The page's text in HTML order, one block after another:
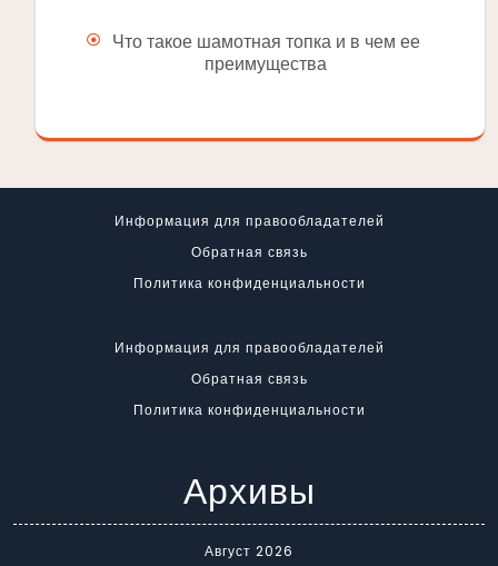
Что такое шамотная топка и в чем ее
преимущества
Информация для правообладателей
Обратная связь
Политика конфиденциальности
Информация для правообладателей
Обратная связь
Политика конфиденциальности
Архивы
Август 2026